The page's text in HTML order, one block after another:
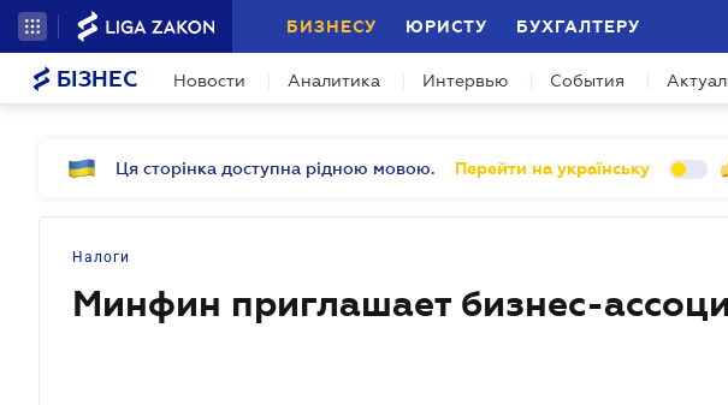
БИЗНЕСУ ЮРИСТУ БУХГАЛТЕРУ
БІЗНЕС Новости Аналитика Интервью События
Ця сторінка доступна рідною мовою. Перейти на українську
Налоги
Минфин приглашает бизнес-